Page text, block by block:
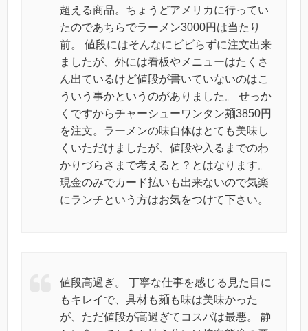
超える商品。ちょうどアメリカに行ってい
たのであちらでラーメン3000円は当たり
前。 値段にはそんなにビビらずに注文出来
ましたが、外には看板やメニューはたくさ
ん出ているけど値段が書いていないのはこ
ういう事かというのがありました。 せっか
くですからチャーシューワンタン麺3850円
を注文。ラーメンの味自体はとても美味し
くいただけましたが、値段や入るまでのわ
かりづらさまで考えると？とはなります。
現金のみでカード払いも出来ないので気楽
にランチという方はお気をつけて下さい。
値段高過ぎ。 丁寧な仕事を感じる見た目に
もキレイで、具材も麺も味は美味かった
が、ただ値段が高過ぎてコスパは最悪。 静